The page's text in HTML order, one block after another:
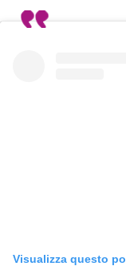
Visualizza questo